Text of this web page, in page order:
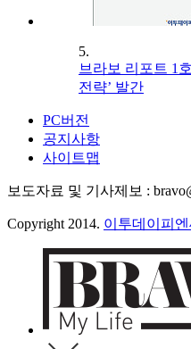
5.
브라보 리포트 1
전략’ 발간
PC버전
공지사항
사이트맵
보도자료 및 기사제보 :
Copyright 2014. 이투데이피엔